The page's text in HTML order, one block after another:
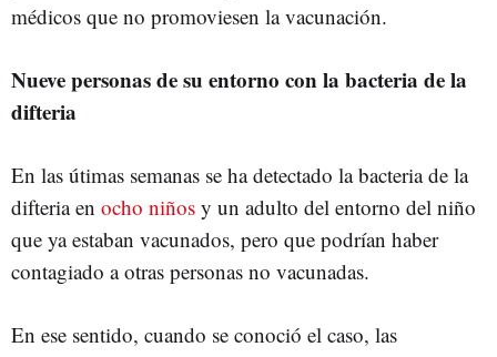
médicos que no promoviesen la vacunación.
Nueve personas de su entorno con la bacteria de la
difteria
En las útimas semanas se ha detectado la bacteria de la
difteria en ocho niños y un adulto del entorno del niño
que ya estaban vacunados, pero que podrían haber
contagiado a otras personas no vacunadas.
En ese sentido, cuando se conoció el caso, las